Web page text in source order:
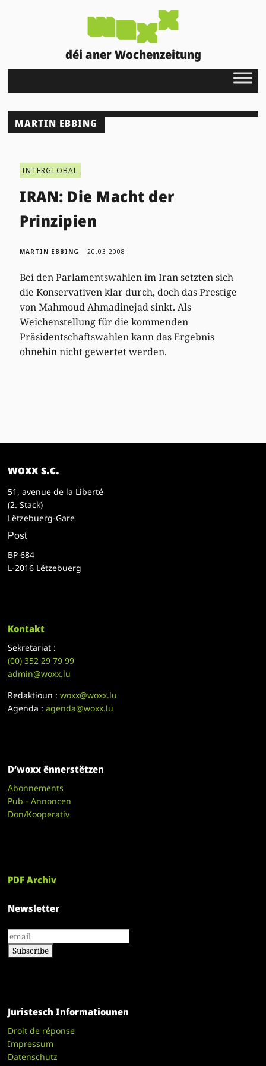
déi aner Wochenzeitung
MARTIN EBBING
INTERGLOBAL
IRAN: Die Macht der
Prinzipien
MARTIN EBBING 20.03.2008
Bei den Parlamentswahlen im Iran setzten sich
die Konservativen klar durch, doch das Prestige
von Mahmoud Ahmadinejad sinkt. Als
Weichenstellung für die kommenden
Präsidentschaftswahlen kann das Ergebnis
ohnehin nicht gewertet werden.
woxx s.c.
51, avenue de la Liberté
(2. Stack)
Lëtzebuerg-Gare
Post
BP 684
L-2016 Lëtzebuerg
Kontakt
Sekretariat :
(00)352 29 79 99
admin@woxx.lu
Redaktioun :woxx@woxx.lu
Agenda :agenda@woxx.lu
D’woxx ënnerstëtzen
Abonnements
Pub - Annoncen
Don/Kooperativ
PDF Archiv
Newsletter
Juristesch Informatiounen
Droit de réponse
Impressum
Datenschutz